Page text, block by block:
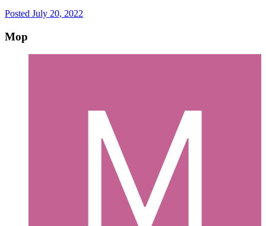
Posted July 20, 2022
Mop